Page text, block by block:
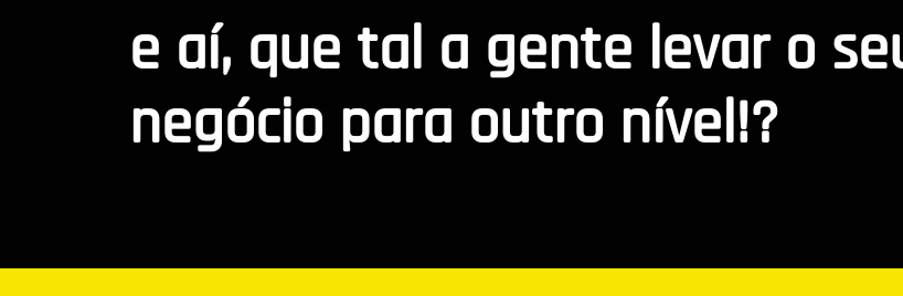
e aí, que tal a gente levar o
negócio para outro nível!?